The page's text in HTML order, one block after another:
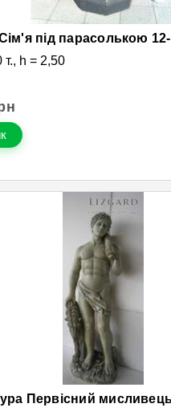
під парасолькою
т., h = 2,50
Первісний